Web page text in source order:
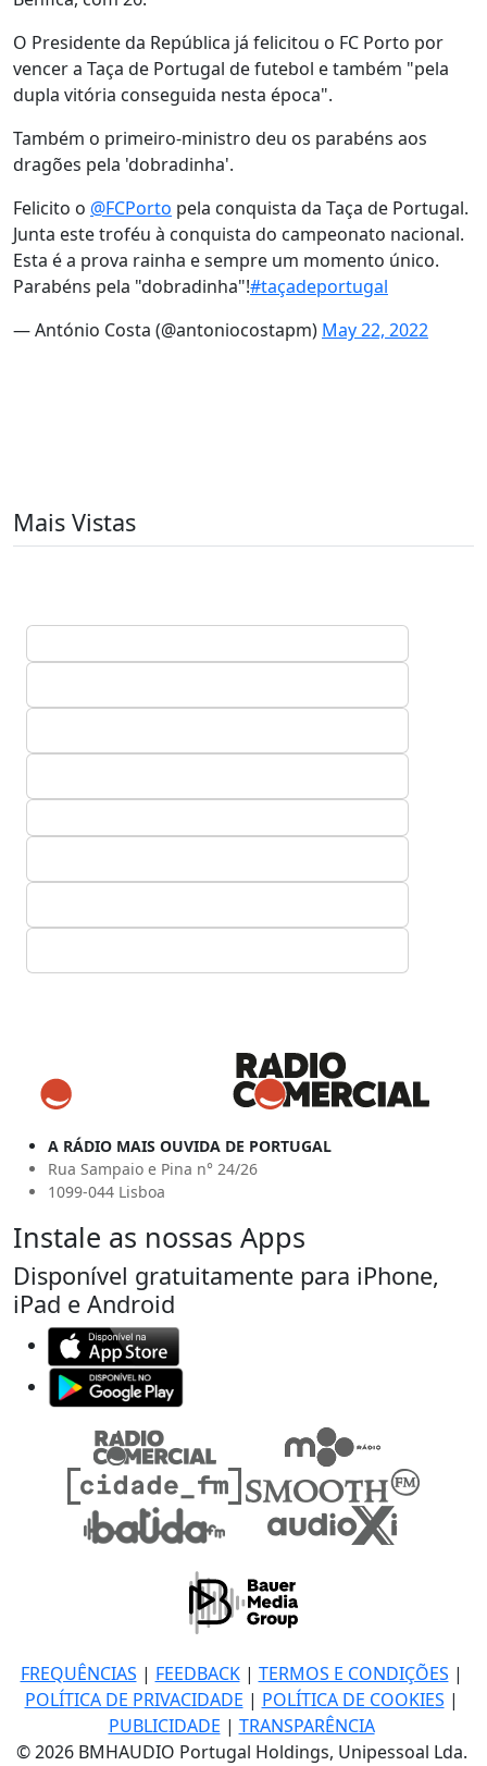
O Presidente da República já felicitou o FC Porto por
vencer a Taça de Portugal de futebol e também "pela
dupla vitória conseguida nesta época".
Também o primeiro-ministro deu os parabéns aos
dragões pela 'dobradinha'.
Felicito o @FCPorto pela conquista da Taça de Portugal.
Junta este troféu à conquista do campeonato nacional.
Esta é a prova rainha e sempre um momento único.
Parabéns pela "dobradinha"!#taçadeportugal
— António Costa (@antoniocostapm) May 22, 2022
Mais Vistas
A RÁDIO MAIS OUVIDA DE PORTUGAL
Rua Sampaio e Pina n° 24/26
1099-044 Lisboa
Instale as nossas Apps
Disponível gratuitamente para iPhone,
iPad e Android
FREQUÊNCIAS | FEEDBACK| TERMOS E CONDIÇÕES |
POLÍTICA DE PRIVACIDADE | POLÍTICA DE COOKIES |
PUBLICIDADE | TRANSPARÊNCIA
© 2026 BMHAUDIO Portugal Holdings, Unipessoal Lda.